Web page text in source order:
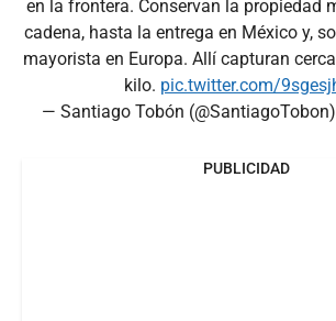
en la frontera. Conservan la propiedad
cadena, hasta la entrega en México y,
mayorista en Europa. Allí capturan
kilo. pic.twitter.com/
— Santiago Tobón (@SantiagoTobon)
PUBLICIDAD